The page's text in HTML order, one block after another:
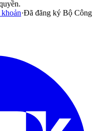
·Đã đăng ký Bộ Công